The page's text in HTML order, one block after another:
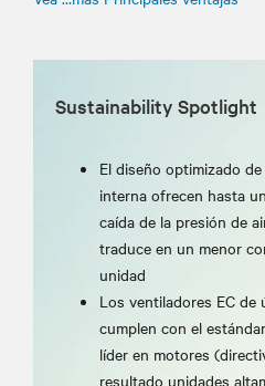
centros de datos. El diseño
tecnologías líderes del
Control inteligente Vertiv™
Liebert® iCOM™ gestiona y
incorporando algoritmos
especialmente para
garantiza un control preciso y
la temperatura en todas las
Sustainability Spotlight
El diseño optimizado
interna ofrecen hasta
caída de la presión de
traduce en un menor
unidad
Los ventiladores EC de
cumplen con el
líder en motores
resultado unidades